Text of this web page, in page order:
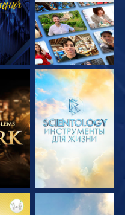
СМОТРЕТЬ
ПЕРЕДАЧИ